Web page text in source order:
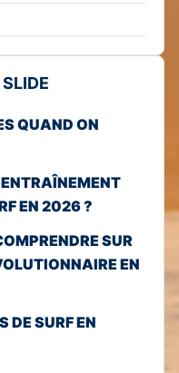
QUAND ON
EN 2026 ?
SUR
EN
DE SURF EN